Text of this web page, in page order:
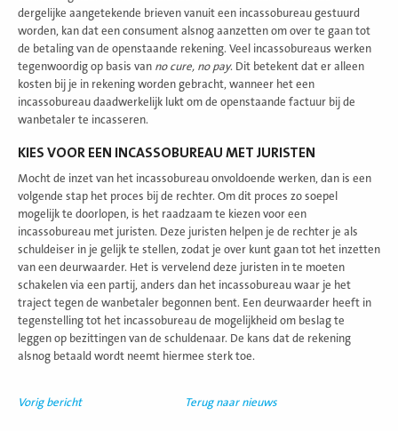
dergelijke aangetekende brieven vanuit een incassobureau gestuurd
worden, kan dat een consument alsnog aanzetten om over te gaan tot
de betaling van de openstaande rekening. Veel incassobureaus werken
tegenwoordig op basis van no cure, no pay. Dit betekent dat er alleen
kosten bij je in rekening worden gebracht, wanneer het een
incassobureau daadwerkelijk lukt om de openstaande factuur bij de
wanbetaler te incasseren.
KIES VOOR EEN INCASSOBUREAU MET JURISTEN
Mocht de inzet van het incassobureau onvoldoende werken, dan is een
volgende stap het proces bij de rechter. Om dit proces zo soepel
mogelijk te doorlopen, is het raadzaam te kiezen voor een
incassobureau met juristen. Deze juristen helpen je de rechter je als
schuldeiser in je gelijk te stellen, zodat je over kunt gaan tot het inzetten
van een deurwaarder. Het is vervelend deze juristen in te moeten
schakelen via een partij, anders dan het incassobureau waar je het
traject tegen de wanbetaler begonnen bent. Een deurwaarder heeft in
tegenstelling tot het incassobureau de mogelijkheid om beslag te
leggen op bezittingen van de schuldenaar. De kans dat de rekening
alsnog betaald wordt neemt hiermee sterk toe.
Vorig bericht Terug naar nieuws